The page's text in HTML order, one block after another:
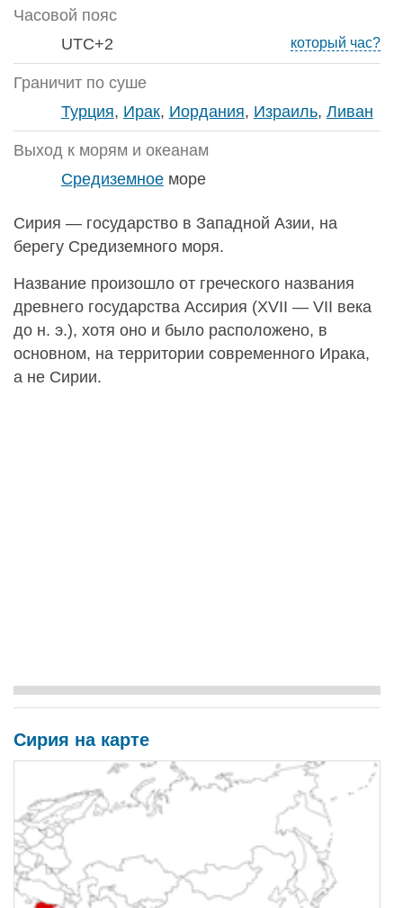
Часовой пояс
который час?
UTC+2
Граничит по суше
Турция, Ирак, Иордания, Израиль, Ливан
Выход к морям и океанам
Средиземноеморе
Сирия — государство в Западной Азии, на
берегу Средиземного моря.
Название произошло от греческого названия
древнего государства Ассирия (XVII — VII века
до н. э.), хотя оно и было расположено, в
основном, на территории современного Ирака,
а не Сирии.
Сирия на карте